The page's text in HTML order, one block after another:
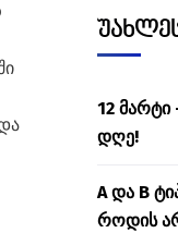
12
დღე!
A და B
როდის